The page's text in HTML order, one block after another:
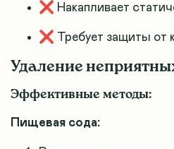
❌ Накапливает
❌ Требует защиты от
Удаление
Эффективные методы:
Пищевая сода: